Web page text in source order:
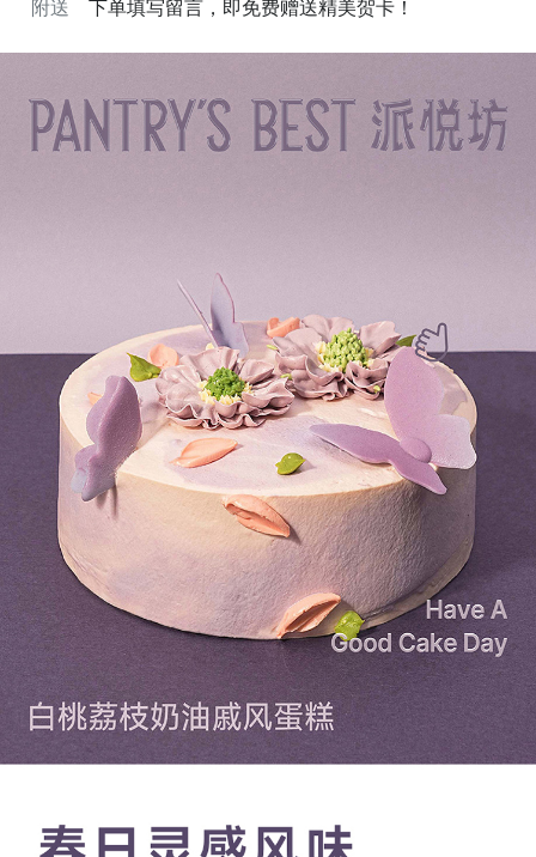
附送 下单填写留言，即免费赠送精美贺卡！